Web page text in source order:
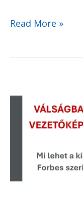
Read More »
vezetőképzés!